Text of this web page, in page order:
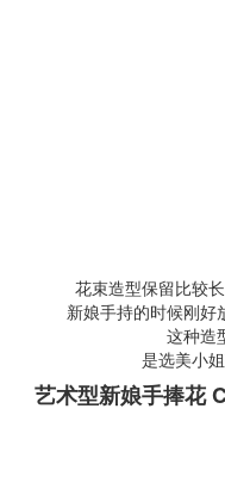
花束造型保留比较
新娘手持的时候刚好
这种造
是选美小
艺术型新娘手捧花